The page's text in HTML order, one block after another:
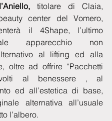
titolare di Claia,
center del Vomero,
il 4Shape, l’ultimo
apparecchio non
al lifting ed alla
oltre ad offrire “Pacchetti
volti al benessere , al
ed all’estetica di base,
alternativa all’usuale
l’albero.